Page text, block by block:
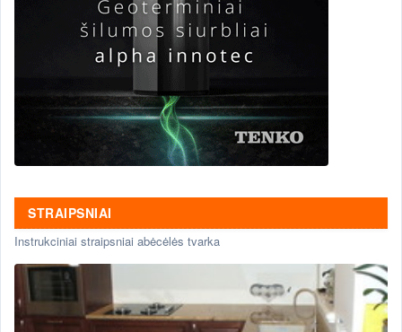
STRAIPSNIAI
Instrukciniai straipsniai abėcėlės tvarka